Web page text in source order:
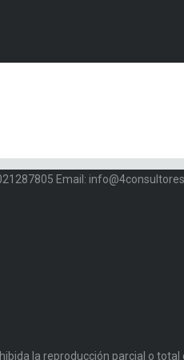
Email:
la reproducción parcial o